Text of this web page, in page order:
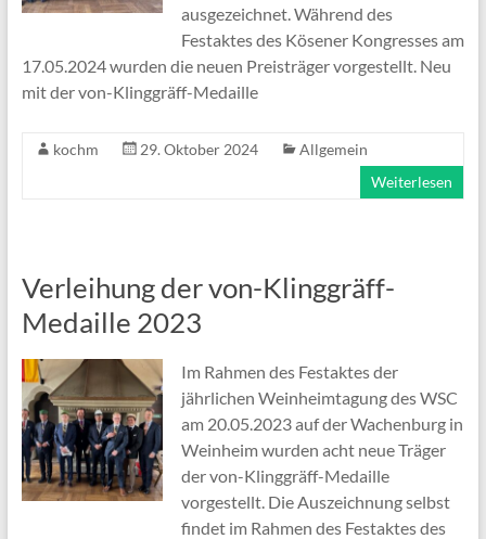
ausgezeichnet. Während des
Festaktes des Kösener Kongresses am
17.05.2024 wurden die neuen Preisträger vorgestellt. Neu
mit der von-Klinggräff-Medaille
kochm 29. Oktober 2024
Allgemein
Weiterlesen
Verleihung der von-Klinggräff-
Medaille 2023
Im Rahmen des Festaktes der
jährlichen Weinheimtagung des WSC
am 20.05.2023 auf der Wachenburg in
Weinheim wurden acht neue Träger
der von-Klinggräff-Medaille
vorgestellt. Die Auszeichnung selbst
findet im Rahmen des Festaktes des